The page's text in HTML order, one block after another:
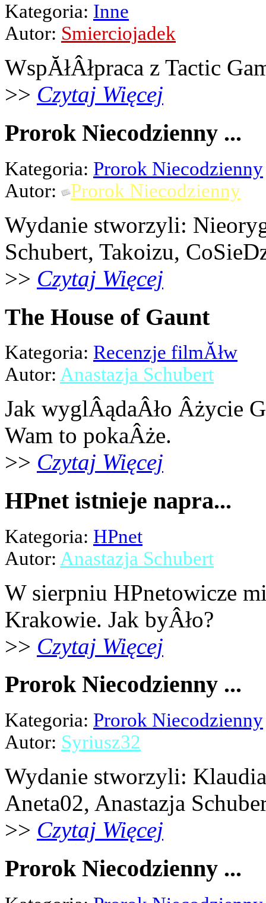
Kategoria: Inne
Autor: Smierciojadek
WspĂłÂłpraca z Tactic
>> Czytaj Więcej
Prorok Niecodzienny ...
Kategoria: Prorok Niecodzienny
Autor:
Prorok Niecodzienny
Wydanie stworzyli:
Schubert, Takoizu,
>> Czytaj Więcej
The House of Gaunt
Kategoria: Recenzje filmĂłw
Autor: Anastazja Schubert
Jak wyglÂądaÂło Âżycie
Wam to pokaÂże.
>> Czytaj Więcej
HPnet istnieje napra...
Kategoria: HPnet
Autor: Anastazja Schubert
W sierpniu HPnetowicze
Krakowie. Jak byÂło?
>> Czytaj Więcej
Prorok Niecodzienny ...
Kategoria: Prorok Niecodzienny
Autor: Syriusz32
Wydanie stworzyli:
Aneta02, Anastazja
>> Czytaj Więcej
Prorok Niecodzienny ...